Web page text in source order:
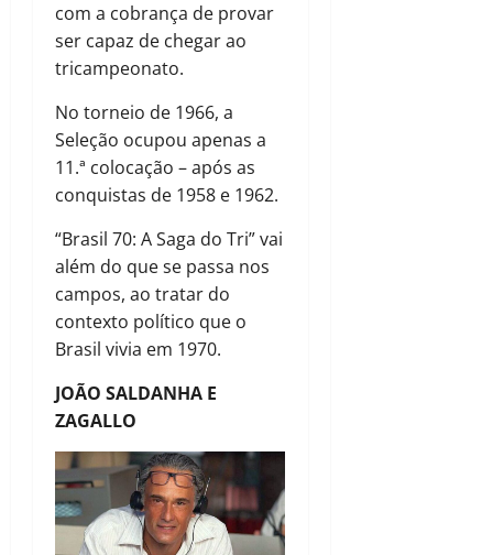
com a cobrança de provar
ser capaz de chegar ao
tricampeonato.
No torneio de 1966, a
Seleção ocupou apenas a
11.ª colocação – após as
conquistas de 1958 e 1962.
“Brasil 70: A Saga do Tri” vai
além do que se passa nos
campos, ao tratar do
contexto político que o
Brasil vivia em 1970.
JOÃO SALDANHA E
ZAGALLO